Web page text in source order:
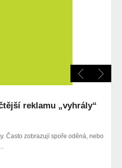
reklamu „vyhrály“
Často zobrazují spoře oděná, nebo